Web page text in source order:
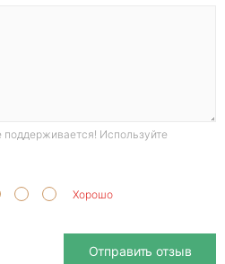
поддерживается! Используйте
Хорошо
Отправить отзыв